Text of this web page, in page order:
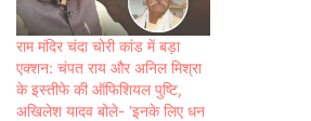
राम मंदिर चंदा चोरी कांड में बड़ा
एक्शन: चंपत राय और अनिल मिश्रा
के इस्तीफे की ऑफिशियल पुष्टि,
अखिलेश यादव बोले- ‘इनके लिए धन